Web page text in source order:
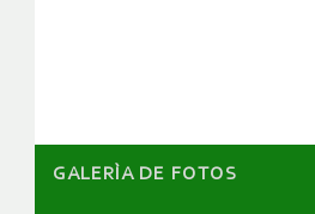
GALERÌA DE FOTOS